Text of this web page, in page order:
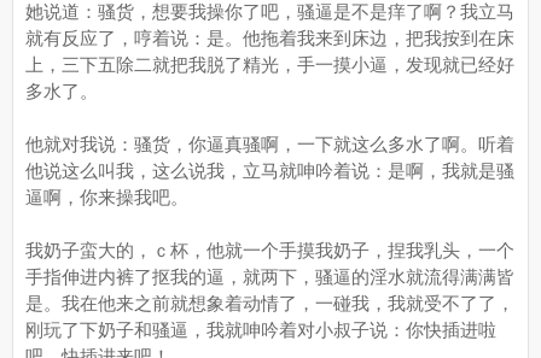
她说道：骚货，想要我操你了吧，骚逼是不是痒了啊？我立马
就有反应了，哼着说：是。他拖着我来到床边，把我按到在床
上，三下五除二就把我脱了精光，手一摸小逼，发现就已经好
多水了。
他就对我说：骚货，你逼真骚啊，一下就这么多水了啊。听着
他说这么叫我，这么说我，立马就呻吟着说：是啊，我就是骚
逼啊，你来操我吧。
我奶子蛮大的，ｃ杯，他就一个手摸我奶子，捏我乳头，一个
手指伸进内裤了抠我的逼，就两下，骚逼的淫水就流得满满皆
是。我在他来之前就想象着动情了，一碰我，我就受不了了，
刚玩了下奶子和骚逼，我就呻吟着对小叔子说：你快插进啦